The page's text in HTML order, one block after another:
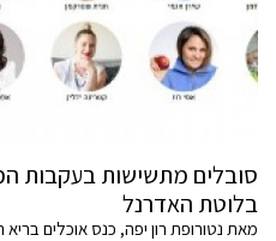
סובלים מתשישות בעקבות
בלוטת האדרנל
מאת נטורופת רון יפה, כנס אוכלים בריא ה-